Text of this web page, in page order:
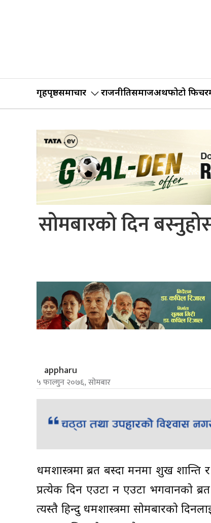
गृहपृष्ठसमाचार राजनीतिसमाजअर्थफोटो फिचर
सोमबारको दिन
appharu
५ फाल्गुन २०७६, सोमबार
धर्मशास्त्रमा ब्रत बस्दा मनमा शुख
प्रत्येक दिन एउटा न एउटा भगवानको
त्यस्तै हिन्दु धर्मशास्त्रमा सोमबारको